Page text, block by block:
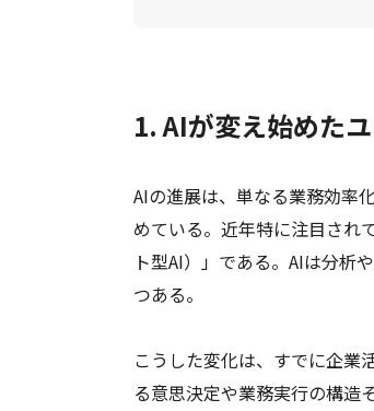
1. AIが変え始めた
AIの進展は、単なる業務効率
めている。近年特に注目され
ト型AI）」である。AIは分析
つある。
こうした変化は、すでに企業
る意思決定や業務実行の構造